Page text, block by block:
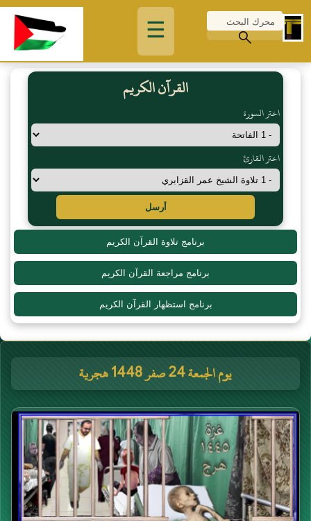
☰
القرآن الكريم
اختر السورة
اختر القارئ
أرسل
برنامج تلاوة القرآن الكريم
برنامج مراجعة القرآن الكريم
برنامج استظهار القرآن الكريم
يوم الجمعة 24 صفر 1448 هجرية